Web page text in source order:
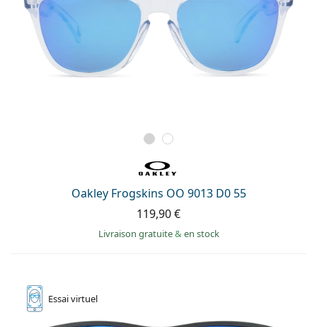
Oakley Frogskins OO 9013 D0 55
119,90 €
Livraison gratuite& en stock
Essaivirtuel